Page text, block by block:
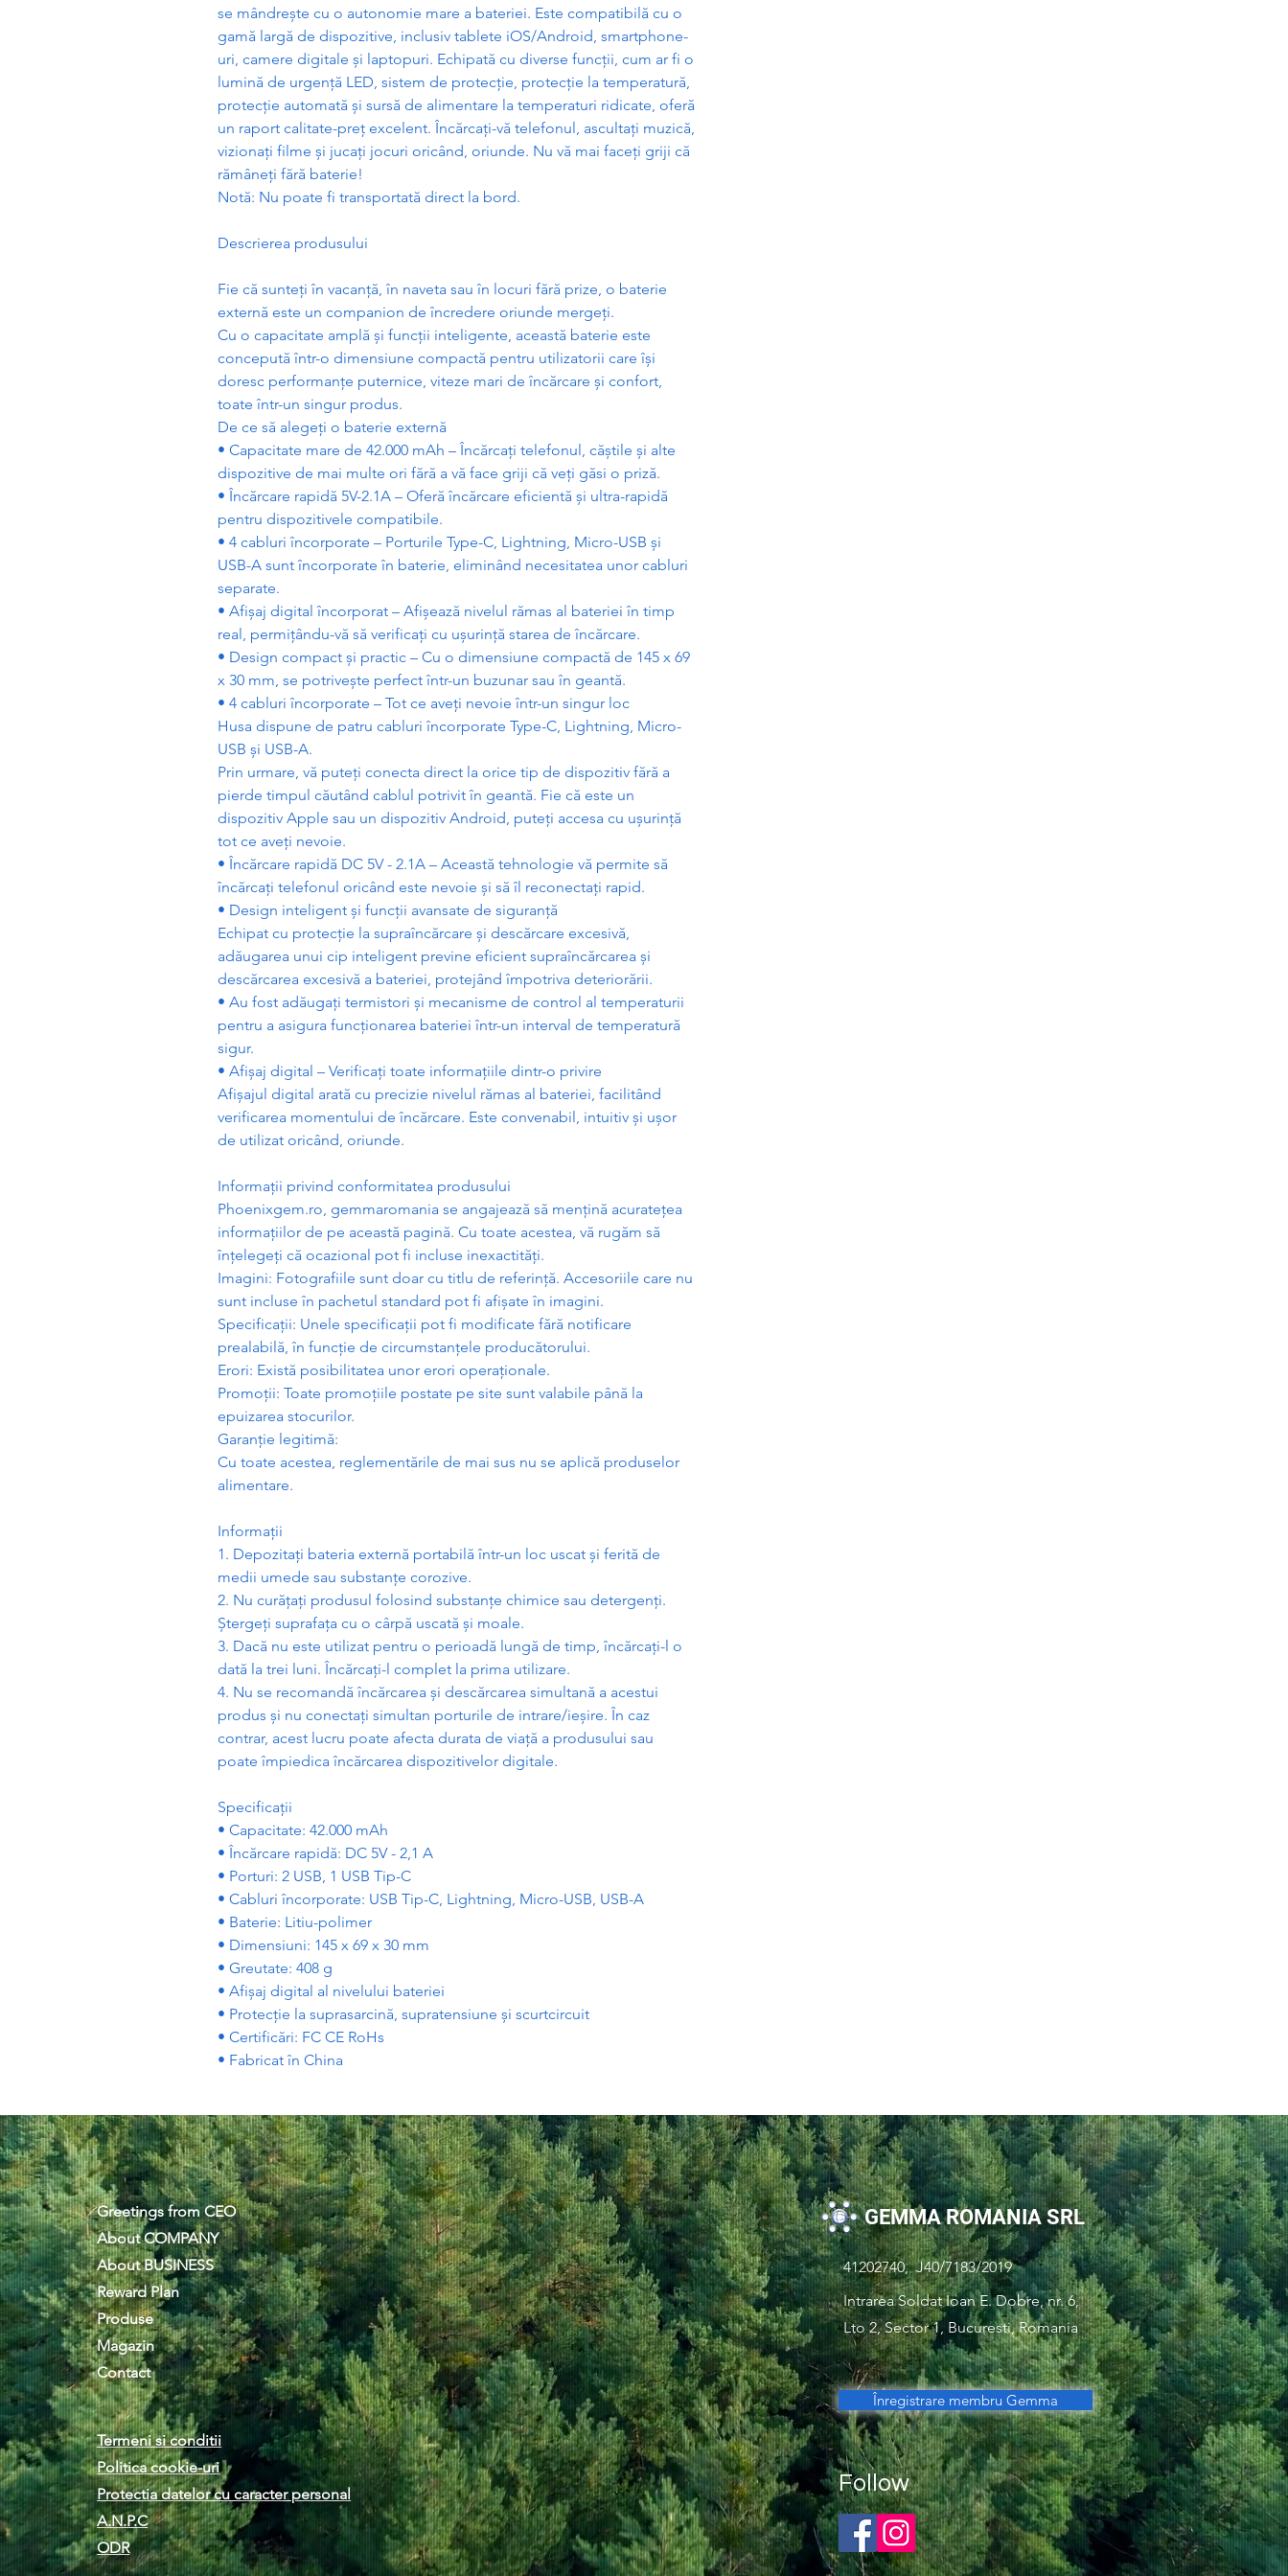
se mândrește cu o autonomie mare a bateriei. Este compatibilă cu o
gamă largă de dispozitive, inclusiv tablete iOS/Android, smartphone-
uri, camere digitale și laptopuri. Echipată cu diverse funcții, cum ar fi o
lumină de urgență LED, sistem de protecție, protecție la temperatură,
protecție automată și sursă de alimentare la temperaturi ridicate, oferă
un raport calitate-preț excelent. Încărcați-vă telefonul, ascultați muzică,
vizionați filme și jucați jocuri oricând, oriunde. Nu vă mai faceți griji că
rămâneți fără baterie!
Notă: Nu poate fi transportată direct la bord.
Descrierea produsului
Fie că sunteți în vacanță, în naveta sau în locuri fără prize, o baterie
externă este un companion de încredere oriunde mergeți.
Cu o capacitate amplă și funcții inteligente, această baterie este
concepută într-o dimensiune compactă pentru utilizatorii care își
doresc performanțe puternice, viteze mari de încărcare și confort,
toate într-un singur produs.
De ce să alegeți o baterie externă
• Capacitate mare de 42.000 mAh – Încărcați telefonul, căștile și alte
dispozitive de mai multe ori fără a vă face griji că veți găsi o priză.
• Încărcare rapidă 5V-2.1A – Oferă încărcare eficientă și ultra-rapidă
pentru dispozitivele compatibile.
• 4 cabluri încorporate – Porturile Type-C, Lightning, Micro-USB și
USB-A sunt încorporate în baterie, eliminând necesitatea unor cabluri
separate.
• Afișaj digital încorporat – Afișează nivelul rămas al bateriei în timp
real, permițându-vă să verificați cu ușurință starea de încărcare.
• Design compact și practic – Cu o dimensiune compactă de 145 x 69
x 30 mm, se potrivește perfect într-un buzunar sau în geantă.
• 4 cabluri încorporate – Tot ce aveți nevoie într-un singur loc
Husa dispune de patru cabluri încorporate Type-C, Lightning, Micro-
USB și USB-A.
Prin urmare, vă puteți conecta direct la orice tip de dispozitiv fără a
pierde timpul căutând cablul potrivit în geantă. Fie că este un
dispozitiv Apple sau un dispozitiv Android, puteți accesa cu ușurință
tot ce aveți nevoie.
• Încărcare rapidă DC 5V - 2.1A – Această tehnologie vă permite să
încărcați telefonul oricând este nevoie și să îl reconectați rapid.
• Design inteligent și funcții avansate de siguranță
Echipat cu protecție la supraîncărcare și descărcare excesivă,
adăugarea unui cip inteligent previne eficient supraîncărcarea și
descărcarea excesivă a bateriei, protejând împotriva deteriorării.
• Au fost adăugați termistori și mecanisme de control al temperaturii
pentru a asigura funcționarea bateriei într-un interval de temperatură
sigur.
• Afișaj digital – Verificați toate informațiile dintr-o privire
Afișajul digital arată cu precizie nivelul rămas al bateriei, facilitând
verificarea momentului de încărcare. Este convenabil, intuitiv și ușor
de utilizat oricând, oriunde.
Informații privind conformitatea produsului
Phoenixgem.ro, gemmaromania se angajează să mențină acuratețea
informațiilor de pe această pagină. Cu toate acestea, vă rugăm să
înțelegeți că ocazional pot fi incluse inexactități.
Imagini: Fotografiile sunt doar cu titlu de referință. Accesoriile care nu
sunt incluse în pachetul standard pot fi afișate în imagini.
Specificații: Unele specificații pot fi modificate fără notificare
prealabilă, în funcție de circumstanțele producătorului.
Erori: Există posibilitatea unor erori operaționale.
Promoții: Toate promoțiile postate pe site sunt valabile până la
epuizarea stocurilor.
Garanție legitimă:
Cu toate acestea, reglementările de mai sus nu se aplică produselor
alimentare.
Informații
1. Depozitați bateria externă portabilă într-un loc uscat și ferită de
medii umede sau substanțe corozive.
2. Nu curățați produsul folosind substanțe chimice sau detergenți.
Ștergeți suprafața cu o cârpă uscată și moale.
3. Dacă nu este utilizat pentru o perioadă lungă de timp, încărcați-l o
dată la trei luni. Încărcați-l complet la prima utilizare.
4. Nu se recomandă încărcarea și descărcarea simultană a acestui
produs și nu conectați simultan porturile de intrare/ieșire. În caz
contrar, acest lucru poate afecta durata de viață a produsului sau
poate împiedica încărcarea dispozitivelor digitale.
Specificații
• Capacitate: 42.000 mAh
• Încărcare rapidă: DC 5V - 2,1 A
• Porturi: 2 USB, 1 USB Tip-C
• Cabluri încorporate: USB Tip-C, Lightning, Micro-USB, USB-A
• Baterie: Litiu-polimer
• Dimensiuni: 145 x 69 x 30 mm
• Greutate: 408 g
• Afișaj digital al nivelului bateriei
• Protecție la suprasarcină, supratensiune și scurtcircuit
• Certificări: FC CE RoHs
• Fabricat în China
Greetings from CEO
About COMPANY
About BUSINESS
Reward Plan
Produse
Magazin
Contact
Termeni si conditii
Politica cookie-uri
Protectia datelor cu caracter personal
A.N.P.C
ODR
GEMMA ROMANIA SRL
41202740, J40/7183/2019
Intrarea Soldat Ioan E. Dobre, nr. 6,
Lto 2, Sector 1, Bucuresti, Romania
Înregistrare membru Gemma
Follow